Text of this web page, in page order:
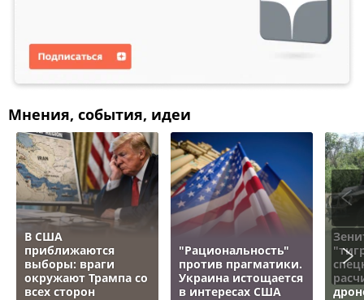
Мнения, события, идеи
В США
приближаются
выборы: враги
окружают Трампа со
всех сторон
"Рациональность"
против прагматики.
Украина истощается
в интересах США